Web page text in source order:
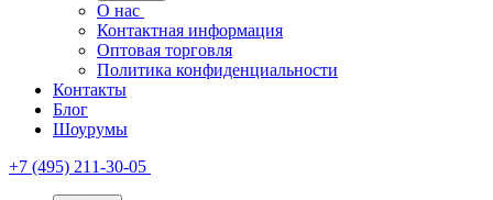
О нас
Контактная информация
Оптовая торговля
Политика конфиденциальности
Контакты
Блог
Шоурумы
+7 (495) 211-30-05